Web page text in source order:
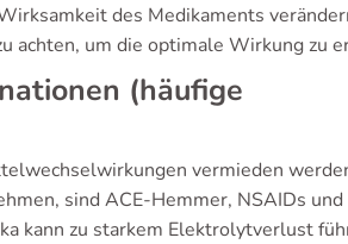
des Medikaments
achten, um die optimale Wirkung zu
(häufige
vermieden
sind ACE-Hemmer, NSAIDs und
kann zu starkem Elektrolytverlust